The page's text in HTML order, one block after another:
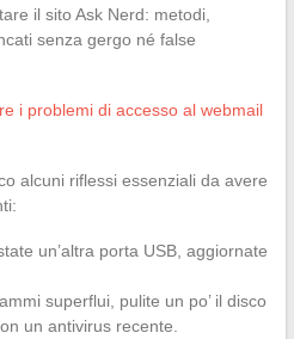
il sito Ask Nerd: metodi,
senza gergo né false
i problemi di accesso al webmail
alcuni riflessi essenziali da avere
un’altra porta USB, aggiornate
superflui, pulite un po’ il disco
un antivirus recente.